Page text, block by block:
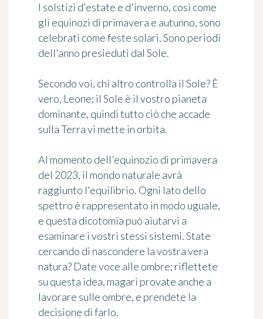
I solstizi d'estate e d'inverno, così come
gli equinozi di primavera e autunno, sono
celebrati come feste solari. Sono periodi
dell'anno presieduti dal Sole.
Secondo voi, chi altro controlla il Sole? È
vero, Leone; il Sole è il vostro pianeta
dominante, quindi tutto ciò che accade
sulla Terra vi mette in orbita.
Al momento dell'equinozio di primavera
del 2023, il mondo naturale avrà
raggiunto l'equilibrio. Ogni lato dello
spettro è rappresentato in modo uguale,
e questa dicotomia può aiutarvi a
esaminare i vostri stessi sistemi. State
cercando di nascondere la vostra vera
natura? Date voce alle ombre; riflettete
su questa idea, magari provate anche a
lavorare sulle ombre, e prendete la
decisione di farlo.